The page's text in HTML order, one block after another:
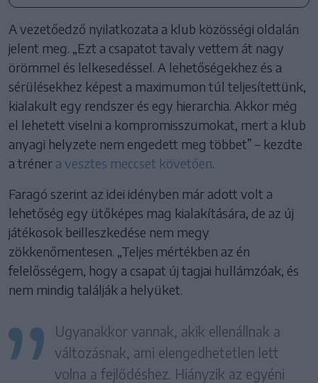
A vezetőedző nyilatkozata a klub közösségi oldalán
jelent meg. „Ezt a csapatot tavaly vettem át nagy
örömmel és lelkesedéssel. A lehetőségekhez és a
sérülésekhez képest a maximumon túl teljesítettünk,
kialakult egy rendszer és egy hierarchia. Akkor még
el lehetett viselni a kompromisszumokat, mert a klub
anyagi helyzete nem engedett meg többet” – kezdte
a tréner a vesztes meccset követően.
Faragó szerint az idei idényben már adott volt a
lehetőség egy ütőképes mag kialakítására, de az új
játékosok beilleszkedése nem megy
zökkenőmentesen. „Teljes mértékben az én
felelősségem, hogy a csapat új tagjai hullámzóak, és
nem mindig találják a helyüket.
Ugyanakkor vannak, akik ellenállnak a
változásnak, ami elengedhetetlen lett
volna a fejlődéshez. Hiányzik az egyéni